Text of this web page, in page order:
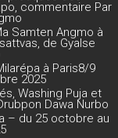
commentaire Par
Samten Angmo à
de Gyalse
à Paris8/9
2025
Washing Puja et
Dawa Nurbo
– du 25 octobre au